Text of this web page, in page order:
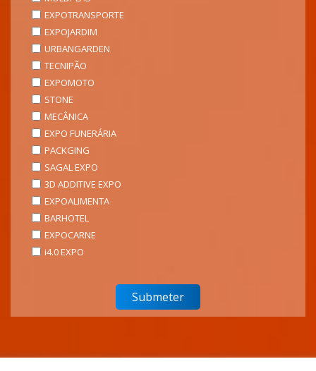
EXPOTRANSPORTE
EXPOJARDIM
URBANGARDEN
TECNIPÃO
EXPOMOTO
STONE
MECÂNICA
EXPO FUNERÁRIA
PACKGING
SAGAL EXPO
3D ADDITIVE EXPO
EXPOALIMENTA
BARHOTEL
EXPOCARNE
i4.0 EXPO